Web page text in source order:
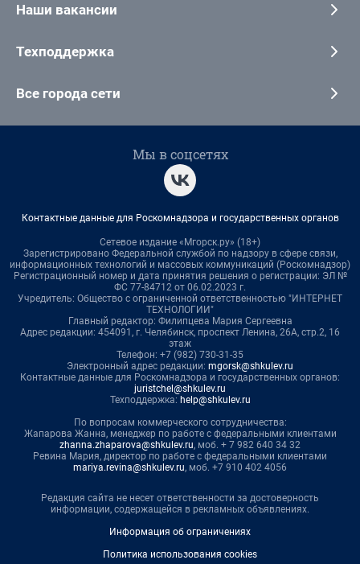
Наши вакансии
Техподдержка
Все города сети
Мы в соцсетях
Контактные данные для Роскомнадзора и государственных органов
Сетевое издание «Мгорск.ру» (18+)
Зарегистрировано Федеральной службой по надзору в сфере связи,
информационных технологий и массовых коммуникаций (Роскомнадзор)
Регистрационный номер и дата принятия решения о регистрации: ЭЛ №
ФС 77-84712 от 06.02.2023 г.
Учредитель: Общество с ограниченной ответственностью "ИНТЕРНЕТ
ТЕХНОЛОГИИ"
Главный редактор: Филипцева Мария Сергеевна
Адрес редакции: 454091, г. Челябинск, проспект Ленина, 26А, стр.2, 16
этаж
Телефон: +7 (982) 730-31-35
Электронный адрес редакции: mgorsk@shkulev.ru
Контактные данные для Роскомнадзора и государственных органов:
juristchel@shkulev.ru
Техподдержка: help@shkulev.ru
По вопросам коммерческого сотрудничества:
Жапарова Жанна, менеджер по работе с федеральными клиентами
zhanna.zhaparova@shkulev.ru, моб. + 7 982 640 34 32
Ревина Мария, директор по работе с федеральными клиентами
mariya.revina@shkulev.ru, моб. +7 910 402 4056
Редакция сайта не несет ответственности за достоверность
информации, содержащейся в рекламных объявлениях.
Информация об ограничениях
Политика использования cookies